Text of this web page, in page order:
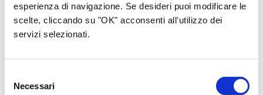
esperienza di navigazione. Se desideri puoi modificare le
scelte, cliccando su "OK" acconsenti all'utilizzo dei
servizi selezionati.
delNecessari
Durante l'emergenza
ATTIVIAMO LA
SOLIDARIETÀ
ZUPPA DI MILANO –
Recuperiamo eccedenze,